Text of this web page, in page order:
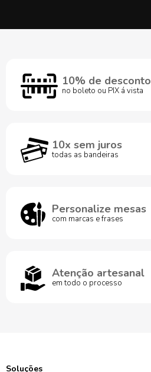
10% de desconto
no boleto ou PIX á vista
10x sem juros
todas as bandeiras
Personalize mesas
com marcas e frases
Atenção artesanal
em todo o processo
Soluções